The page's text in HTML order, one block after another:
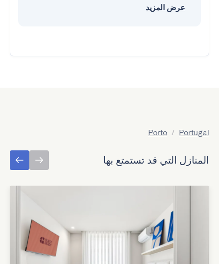
عرض المزيد
Portugal
/
Porto
المنازل التي قد تستمتع بها